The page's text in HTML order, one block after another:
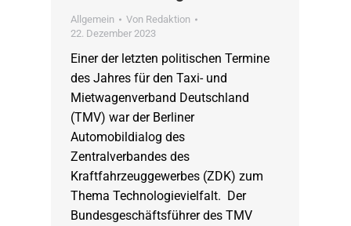
Allgemein Von Redaktion
22. Dezember 2023
Einer der letzten politischen Termine
des Jahres für den Taxi- und
Mietwagenverband Deutschland
(TMV) war der Berliner
Automobildialog des
Zentralverbandes des
Kraftfahrzeuggewerbes (ZDK) zum
Thema Technologievielfalt. Der
Bundesgeschäftsführer des TMV